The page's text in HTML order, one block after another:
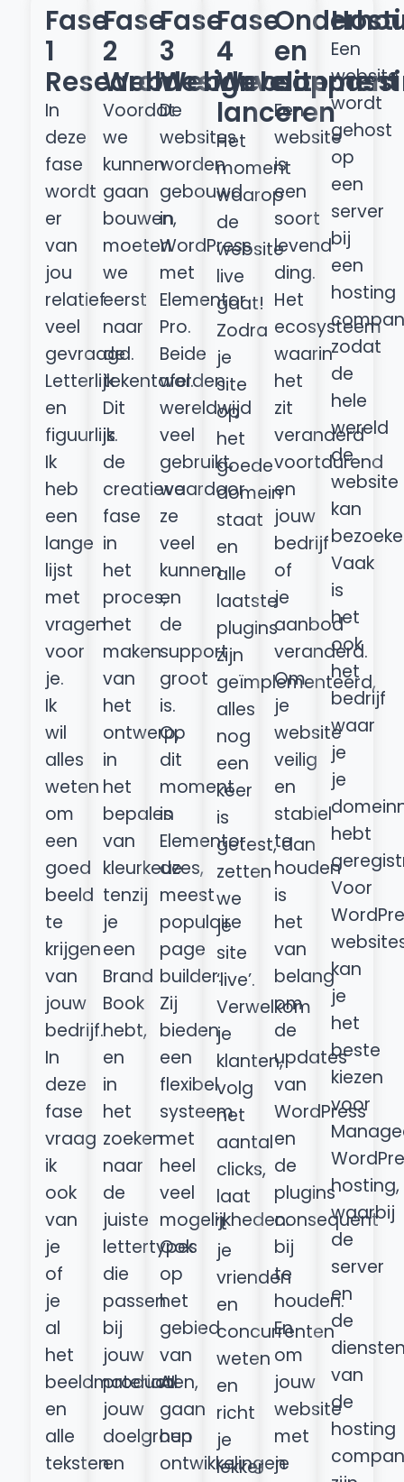
Fase
1
Research
In
deze
fase
wordt
er
van
jou
relatief
veel
gevraagd.
Letterlijk
en
figuurlijk.
Ik
heb
een
lange
lijst
met
vragen
voor
je.
Ik
wil
alles
weten
om
een
goed
beeld
te
krijgen
van
jouw
bedrijf.
In
deze
fase
vraag
ik
ook
van
je
of
je
al
het
beeldmateriaal
en
alle
teksten
Fase
2
Webdesign
Voordat
we
kunnen
gaan
bouwen,
moeten
we
eerst
naar
de
tekentafel.
Dit
is
de
creatieve
fase
in
het
proces,
het
maken
van
het
ontwerp,
in
het
bepalen
van
kleurkeuzes,
tenzij
je
een
Brand
Book
hebt,
en
in
het
zoeken
naar
de
juiste
lettertypes
die
passen
bij
jouw
producten,
jouw
doelgroep
en
Fase
3
Webdevelopment
De
websites
worden
gebouwd
in
WordPress
met
Elementor
Pro.
Beide
worden
wereldwijd
veel
gebruikt,
waardoor
ze
veel
kunnen
en
de
support
groot
is.
Op
dit
moment
is
Elementor
de
meest
populaire
page
builder.
Zij
bieden
een
flexibel
systeem
met
heel
veel
mogelijkheden.
Ook
op
het
gebied
van
AI
gaan
hun
ontwikkelingen
Fase
4
Website
lanceren
Het
moment
waarop
de
website
live
gaat!
Zodra
je
site
op
het
goede
domein
staat
en
alle
laatste
plugins
zijn
geïmplementeerd,
alles
nog
een
keer
is
getest, dan
zetten
we
je
site
‘live’.
Verwelkom
je
klanten,
volg
het
aantal
clicks,
laat
’t
je
vrienden
en
concurrenten
weten
en
richt
je
lekker
en
Een
website
is
een
soort
levend
ding.
Het
ecosysteem
waarin
het
zit
veranderd
voortdurend
en
jouw
bedrijf
of
je
aanbod
veranderd.
Om
je
website
veilig
en
stabiel
te
houden
is
het
van
belang
om
de
updates
van
WordPress
en
de
plugins
consequent
bij
te
houden.
En
om
jouw
website
met
je
Een
website
wordt
gehost
op
een
server
bij
een
hosting
zodat
de
hele
wereld
de
website
kan
Vaak
is
het
ook
het
bedrijf
waar
je
je
hebt
Voor
kan
je
het
beste
kiezen
voor
hosting,
waarbij
de
server
en
de
van
de
hosting